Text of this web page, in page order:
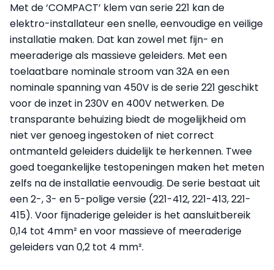
Met de ‘COMPACT’ klem van serie 221 kan de
elektro-installateur een snelle, eenvoudige en veilige
installatie maken. Dat kan zowel met fijn- en
meeraderige als massieve geleiders. Met een
toelaatbare nominale stroom van 32A en een
nominale spanning van 450V is de serie 221 geschikt
voor de inzet in 230V en 400V netwerken. De
transparante behuizing biedt de mogelijkheid om
niet ver genoeg ingestoken of niet correct
ontmanteld geleiders duidelijk te herkennen. Twee
goed toegankelijke testopeningen maken het meten
zelfs na de installatie eenvoudig. De serie bestaat uit
een 2-, 3- en 5-polige versie (221-412, 221-413, 221-
415). Voor fijnaderige geleider is het aansluitbereik
0,14 tot 4mm² en voor massieve of meeraderige
geleiders van 0,2 tot 4 mm².